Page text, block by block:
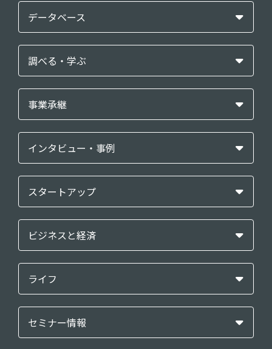
データベース
調べる・学ぶ
事業承継
インタビュー・事例
スタートアップ
ビジネスと経済
ライフ
セミナー情報